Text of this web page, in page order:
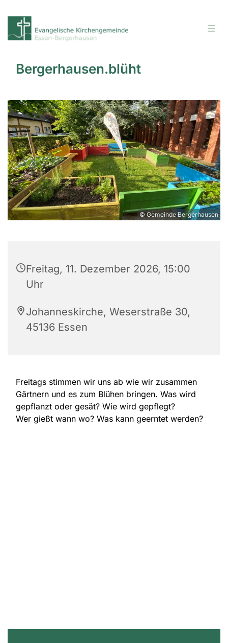
Bergerhausen.blüht
© Gemeinde Bergerhausen
Freitag, 11. Dezember 2026, 15:00
Uhr
Johanneskirche, Weserstraße 30,
45136 Essen
Freitags stimmen wir uns ab wie wir zusammen
Gärtnern und es zum Blühen bringen. Was wird
gepflanzt oder gesät? Wie wird gepflegt?
Wer gießt wann wo? Was kann geerntet werden?